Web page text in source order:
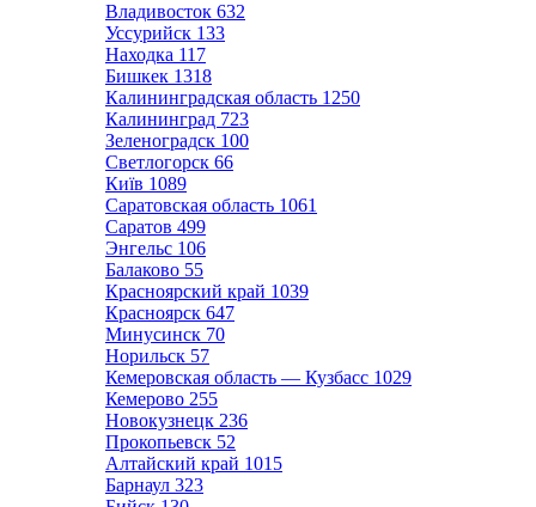
Владивосток 632
Уссурийск 133
Находка 117
Бишкек 1318
Калининградская область 1250
Калининград 723
Зеленоградск 100
Светлогорск 66
Київ 1089
Саратовская область 1061
Саратов 499
Энгельс 106
Балаково 55
Красноярский край 1039
Красноярск 647
Минусинск 70
Норильск 57
Кемеровская область — Кузбасс 1029
Кемерово 255
Новокузнецк 236
Прокопьевск 52
Алтайский край 1015
Барнаул 323